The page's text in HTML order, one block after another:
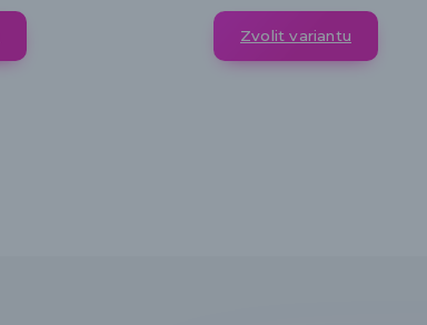
Zvolit variantu